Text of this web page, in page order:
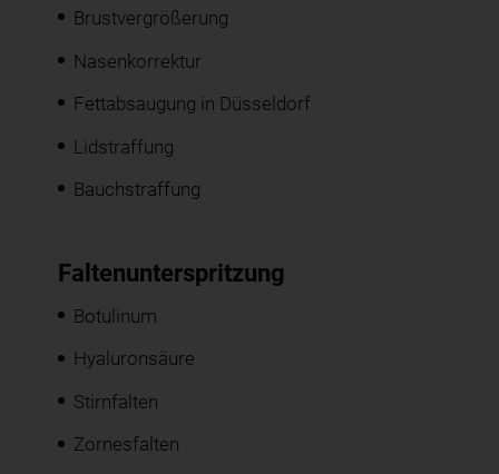
Brustvergrößerung
Nasenkorrektur
Fettabsaugung in Düsseldorf
Lidstraffung
Bauchstraffung
Faltenunterspritzung
Botulinum
Hyaluronsäure
Stirnfalten
Zornesfalten